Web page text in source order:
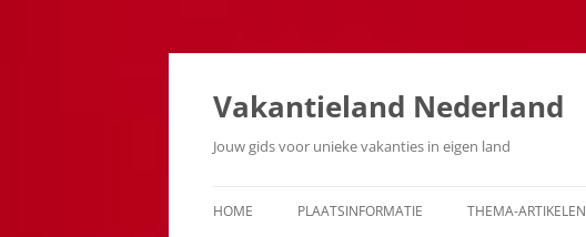
Ga
inhoud
Vakantieland Nederland
Jouw gids voor unieke vakanties in eigen land
HOME PLAATSINFORMATIE THEMA-ARTIKELEN